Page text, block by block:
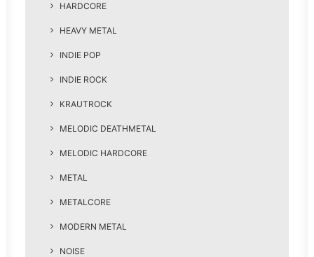
HARDCORE
HEAVY METAL
INDIE POP
INDIE ROCK
KRAUTROCK
MELODIC DEATHMETAL
MELODIC HARDCORE
METAL
METALCORE
MODERN METAL
NOISE